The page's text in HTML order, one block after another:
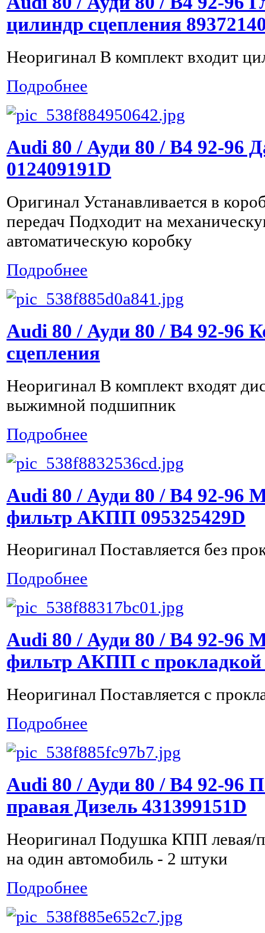
цилиндр сцепления
Неоригинал В комплект входит
Подробнее
Audi 80 / Ауди 80 / B4 92-96
012409191D
Оригинал Устанавливается в
передач Подходит на
автоматическую коробку
Подробнее
Audi 80 / Ауди 80 / B4 92-96
сцепления
Неоригинал В комплект входят
выжимной подшипник
Подробнее
Audi 80 / Ауди 80 / B4 92-96
фильтр АКПП 095325429D
Неоригинал Поставляется без
Подробнее
Audi 80 / Ауди 80 / B4 92-96
фильтр АКПП с прокладкой
Неоригинал Поставляется с
Подробнее
Audi 80 / Ауди 80 / B4 92-
правая Дизель 431399151D
Неоригинал Подушка КПП левая/
на один автомобиль - 2 штуки
Подробнее